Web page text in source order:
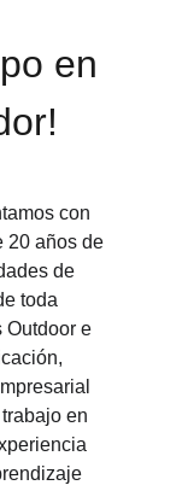
en
con
20 años de
de
toda
Outdoor e
en